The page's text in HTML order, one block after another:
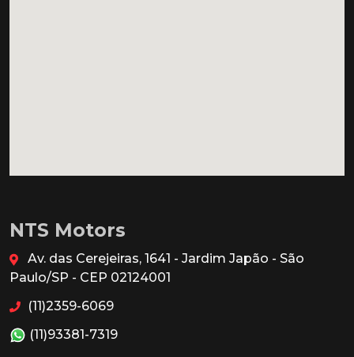
NTS Motors
Av. das Cerejeiras, 1641 - Jardim Japão - São
Paulo/SP - CEP 02124001
(11)2359-6069
(11)93381-7319